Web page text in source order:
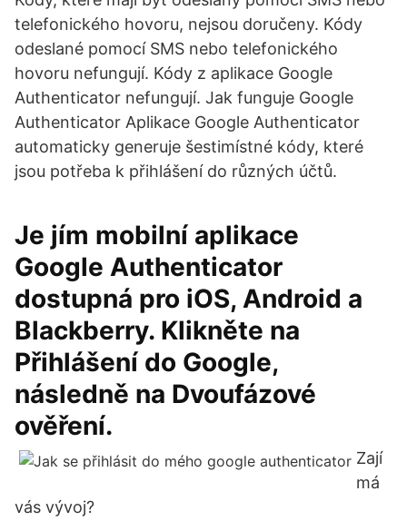
telefonického hovoru, nejsou doručeny. Kódy
odeslané pomocí SMS nebo telefonického
hovoru nefungují. Kódy z aplikace Google
Authenticator nefungují. Jak funguje Google
Authenticator Aplikace Google Authenticator
automaticky generuje šestimístné kódy, které
jsou potřeba k přihlášení do různých účtů.
Je jím mobilní aplikace
Google Authenticator
dostupná pro iOS, Android a
Blackberry. Klikněte na
Přihlášení do Google,
následně na Dvoufázové
ověření.
Zají
má
vás vývoj?